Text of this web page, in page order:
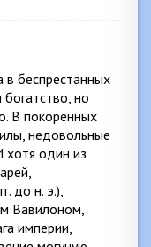
в беспрестанных
но
В покоренных
недовольные
хотя один из
до н. э.),
Вавилоном,
империи,